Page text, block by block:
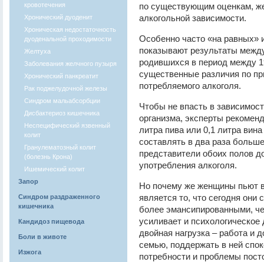
кровотечения
Хронический дуоденит
Хроническая недостаточность
дуоденальной проходимости
Желтуха
Заболевания желчного пузыря
Хронический панкреатит
Рак поджелудочной железы
Синдром мальабсорбции
Дисбактериоз кишечника
Неспецифический язвенный
колит
Гранулематозный колит
(болезнь Крона)
Ишемический колит
Запор
Синдром раздраженного
кишечника
Кандидоз пищевода
Боли в животе
Изжога
по существующим оценкам,
алкогольной зависимости.
Особенно часто «на равных»
показывают результаты
родившихся в период между
существенные различия по
потребляемого алкоголя.
Чтобы не впасть в
организма, эксперты
литра пива или 0,1 литра
составлять в два раза
представители обоих полов
употребления алкоголя.
Но почему же женщины пьют
является то, что сегодня они
более эмансипированными,
усиливает и
двойная нагрузка – работа и
семью, поддержать в ней
потребности и проблемы